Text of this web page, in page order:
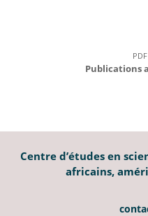
Publications
Centre d’études en
africains,